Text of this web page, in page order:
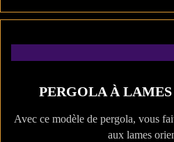
PERGOLA À
Avec ce modèle de pergola, vous
aux lames